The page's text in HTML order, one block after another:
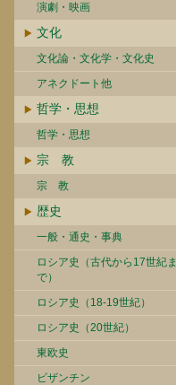
演劇・映画
文化
文化論・文化学・文化史
アネクドート他
哲学・思想
哲学・思想
宗 教
宗 教
歴史
一般・通史・事典
ロシア史（古代から17世紀ま
で）
ロシア史（18-19世紀）
ロシア史（20世紀）
東欧史
ビザンチン